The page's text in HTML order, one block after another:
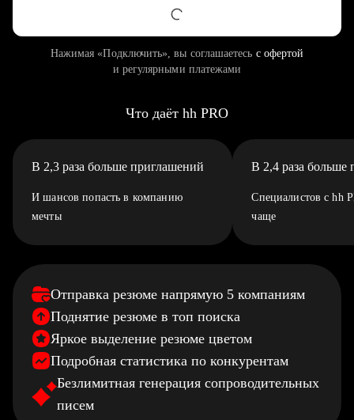
Нажимая «Подключить», вы соглашаетесь с офертой
и регулярными платежами
Что даёт hh PRO
В 2,3 раза больше приглашений
И шансов попасть в компанию
мечты
В 2,4 раза больше
Специалистов с hh
чаще
Отправка резюме напрямую 5 компаниям
Поднятие резюме в топ поиска
Яркое выделение резюме цветом
Подробная статистика по конкурентам
Безлимитная генерация сопроводительных
писем